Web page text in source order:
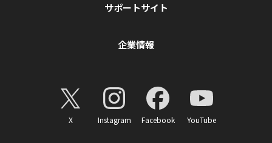
サポートサイト
企業情報
X Instagram Facebook YouTube